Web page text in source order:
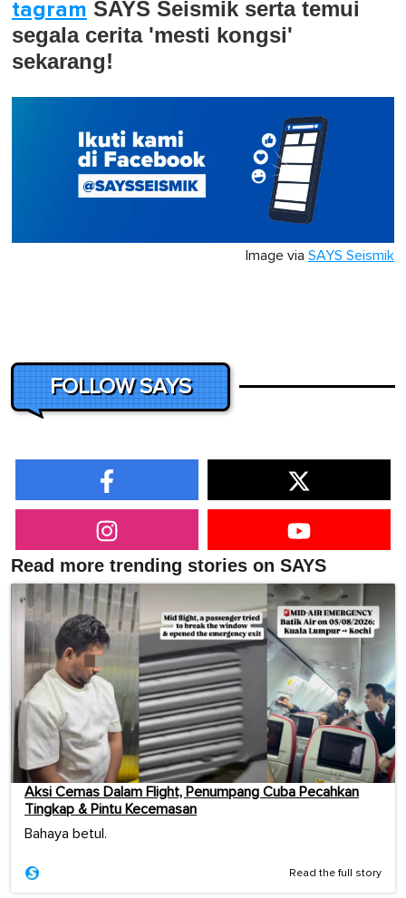
tagram SAYS Seismik serta temui
segala cerita 'mesti kongsi'
sekarang!
Image via SAYS Seismik
FOLLOW SAYS
Read more trending stories on SAYS
Aksi Cemas Dalam Flight, Penumpang Cuba Pecahkan
Tingkap & Pintu Kecemasan
Bahaya betul.
Read the full story